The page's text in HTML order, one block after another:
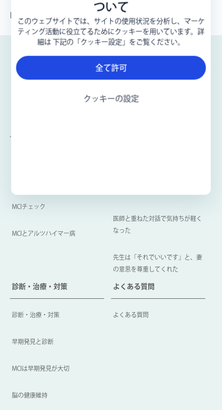
ついて
このウェブサイトでは、サイトの使用状況を分析し、マーケ
ティング活動に役立てるためにクッキーを用いています。詳
細は 下記の「クッキー設定」をご覧ください。
全て許可
クッキーの設定
Biogen-279504
MCIチェック
MCIとアルツハイマー病
診断・治療・対策
診断・治療・対策
早期発見と診断
MCIは早期発見が大切
脳の健康維持
医師と重ねた対話で気持ちが軽く
なった
先生は「それでいいです」と、妻
の意思を尊重してくれた
よくある質問
よくある質問